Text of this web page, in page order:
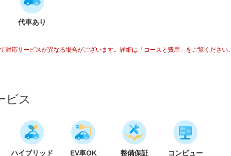
代車あり
対応サービスが異なる場合がございます。詳細は「コースと費用」をご覧ください。
ビス
ハイブリッド
EV車OK 整備保証
コンピュー